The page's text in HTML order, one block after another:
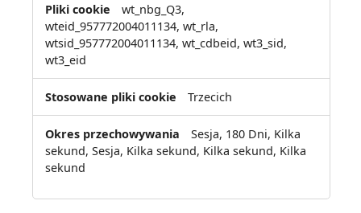
wt_nbg_Q3,
wteid_957772004011134, wt_rla,
wtsid_957772004011134, wt_cdbeid, wt3_sid,
wt3_eid
Trzecich
Sesja, 180 Dni, Kilka
sekund, Sesja, Kilka sekund, Kilka sekund, Kilka
sekund